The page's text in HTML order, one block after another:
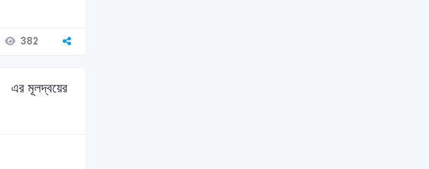
382
এর মূলদ্বয়ের